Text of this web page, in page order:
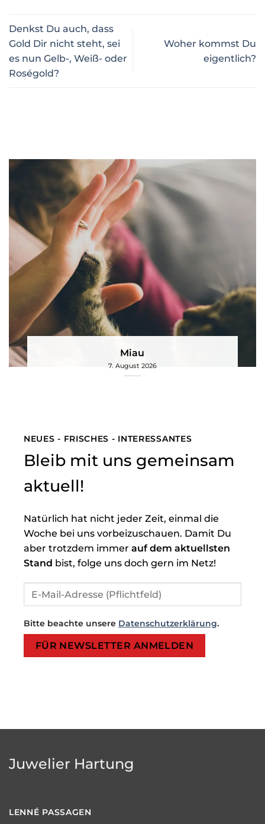
Denkst Du auch, dass
Gold Dir nicht steht, sei
es nun Gelb-, Weiß- oder
Roségold?
Woher kommst Du
eigentlich?
Miau
7. August 2026
NEUES - FRISCHES - INTERESSANTES
Bleib mit uns gemeinsam
aktuell!
Natürlich hat nicht jeder Zeit, einmal die
Woche bei uns vorbeizuschauen. Damit Du
aber trotzdem immer auf dem aktuellsten
Stand bist, folge uns doch gern im Netz!
Bitte beachte unsere Datenschutzerklärung.
Bitte lasse dieses Feld leer.
Bitte lasse dieses Feld leer.
Juwelier Hartung
LENNÉ PASSAGEN